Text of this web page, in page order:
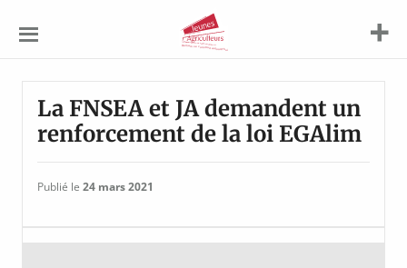
Agriculteurs
La FNSEA et JA demandent un
renforcement de la loi EGAlim
Publié le 24 mars 2021